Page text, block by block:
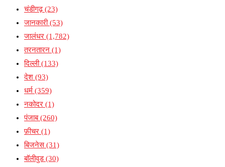
चंडीगढ़(23)
जानकारी(53)
जालंधर (1,782)
तरनतारन (1)
दिल्ली(133)
देश (93)
धर्म (359)
नकोदर (1)
पंजाब(260)
फ़ीचर (1)
बिजनेस(31)
बॉलीवुड(30)